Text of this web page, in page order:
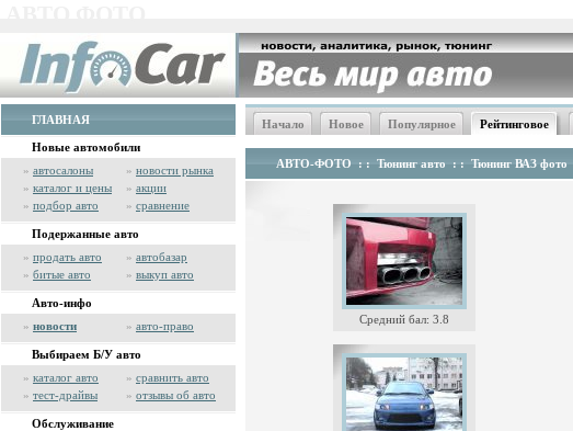
ГЛАВНАЯ
Новые автомобили
» автосалоны » новости рынка
» каталог и цены » акции
» подбор авто » сравнение
Подержанные авто
» продать авто » автобазар
» битые авто » выкуп авто
Авто-инфо
» новости » авто-право
Выбираем Б/У авто
» каталог авто » сравнить авто
» тест-драйвы » отзывы об авто
Обслуживание
Начало Новое Популярное Рейтинговое
АВТО-ФОТО : : Тюнинг авто : : Тюнинг ВАЗ фото
Средний бал: 3.8